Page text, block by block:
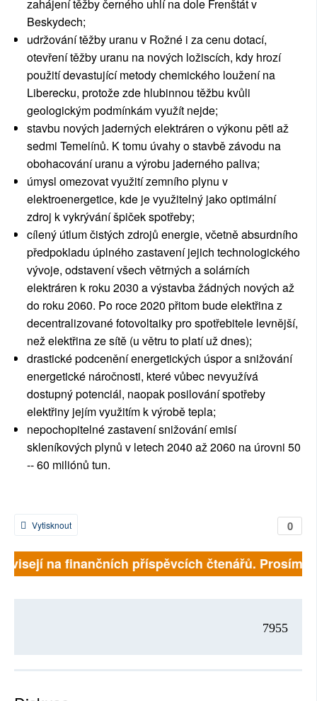
zahájení těžby černého uhlí na dole Frenštát v
Beskydech;
udržování těžby uranu v Rožné i za cenu dotací,
otevření těžby uranu na nových ložiscích, kdy hrozí
použití devastující metody chemického loužení na
Liberecku, protože zde hlubinnou těžbu kvůli
geologickým podmínkám využít nejde;
stavbu nových jaderných elektráren o výkonu pěti až
sedmi Temelínů. K tomu úvahy o stavbě závodu na
obohacování uranu a výrobu jaderného paliva;
úmysl omezovat využití zemního plynu v
elektroenergetice, kde je využitelný jako optimální
zdroj k vykrývání špiček spotřeby;
cílený útlum čistých zdrojů energie, včetně absurdního
předpokladu úplného zastavení jejich technologického
vývoje, odstavení všech větrných a solárních
elektráren k roku 2030 a výstavba žádných nových až
do roku 2060. Po roce 2020 přitom bude elektřina z
decentralizované fotovoltaiky pro spotřebitele levnější,
než elektřina ze sítě (u větru to platí už dnes);
drastické podcenění energetických úspor a snižování
energetické náročnosti, které vůbec nevyužívá
dostupný potenciál, naopak posilování spotřeby
elektřiny jejím využitím k výrobě tepla;
nepochopitelné zastavení snižování emisí
skleníkových plynů v letech 2040 až 2060 na úrovni 50
-- 60 miliónů tun.
0
Vytisknout
na finančních příspěvcích čtenářů. Prosíme,
7955